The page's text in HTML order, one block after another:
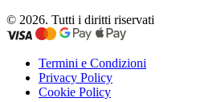
© 2026. Tutti i diritti riservati
Termini e Condizioni
Privacy Policy
Cookie Policy